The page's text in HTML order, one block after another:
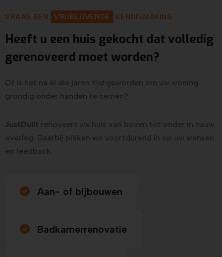
VRAAG EEN VRIJBLIJVENDE KENNISMAKING
Heeft u een huis gekocht dat volledig
gerenoveerd moet worden?
Of Is het na al die jaren tijd geworden om uw woning
grondig onder handen te nemen?
JustDulit renoveert uw huis van boven tot onder in nauw
overleg. Daarbij pikken we voortdurend in op uw wensen
en feedback.
Aan- of bijbouwen
Badkamerrenovatie